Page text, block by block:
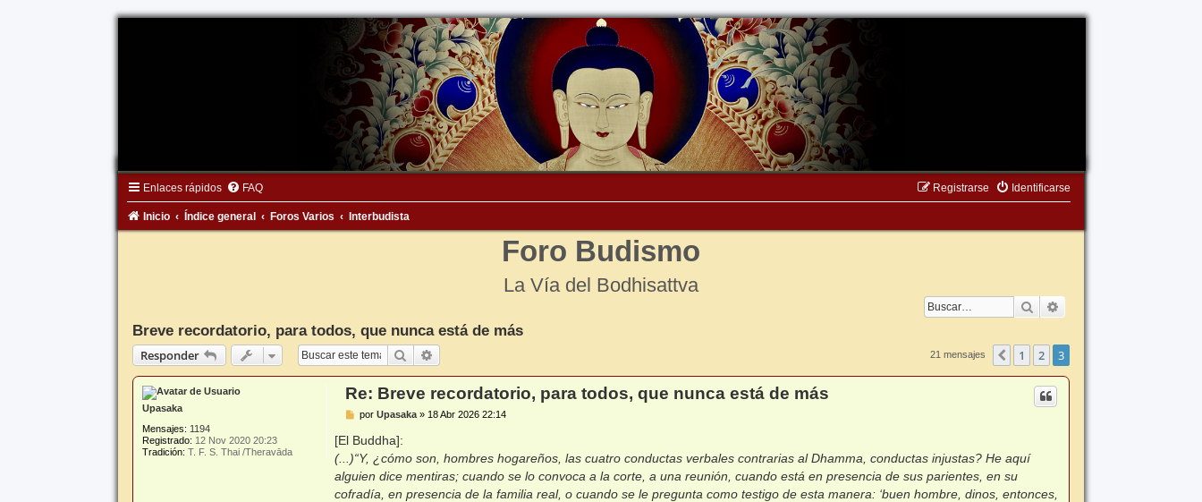
Enlaces rápidos FAQ Identificarse
Registrarse
Inicio Índice general Foros Varios Interbudista
Foro Budismo
La Vía del Bodhisattva
Buscar
Breve recordatorio, para todos, que nunca está de más
Responder
Buscar 21 mensajes Anterior
1 2 3
Upasaka
Mensajes: 1194
Registrado: 12 Nov 2020 20:23
Tradición: T. F. S. Thai /Theravāda
Re: Breve recordatorio, para todos, que nunca está de más
M
n
s
a
e
porUpasaka » 18 Abr 2026 22:14
[El Buddha]:
(...)“Y, ¿cómo son, hombres hogareños, las cuatro conductas verbales contrarias al Dhamma, conductas injustas? He aquí
alguien dice mentiras; cuando se lo convoca a la corte, a una reunión, cuando está en presencia de sus parientes, en su
cofradía, en presencia de la familia real, o cuando se le pregunta como testigo de esta manera: ‘buen hombre, dinos, entonces,